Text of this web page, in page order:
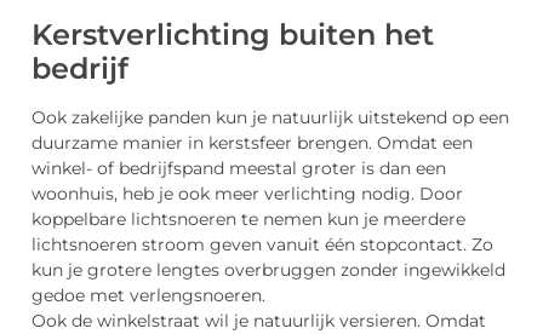
Kerstverlichting buiten het
bedrijf
Ook zakelijke panden kun je natuurlijk uitstekend op een
duurzame manier in kerstsfeer brengen. Omdat een
winkel- of bedrijfspand meestal groter is dan een
woonhuis, heb je ook meer verlichting nodig. Door
koppelbare lichtsnoeren te nemen kun je meerdere
lichtsnoeren stroom geven vanuit één stopcontact. Zo
kun je grotere lengtes overbruggen zonder ingewikkeld
gedoe met verlengsnoeren.
Ook de winkelstraat wil je natuurlijk versieren. Omdat